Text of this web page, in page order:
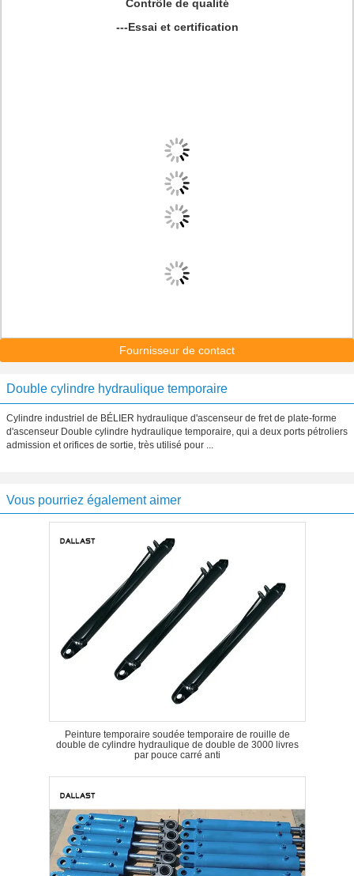
Contrôle de qualité
---Essai et certification
Fournisseur de contact
Double cylindre hydraulique temporaire
Cylindre industriel de BÉLIER hydraulique d'ascenseur de fret de plate-forme
d'ascenseur Double cylindre hydraulique temporaire, qui a deux ports pétroliers
admission et orifices de sortie, très utilisé pour ...
Vous pourriez également aimer
Peinture temporaire soudée temporaire de rouille de
double de cylindre hydraulique de double de 3000 livres
par pouce carré anti